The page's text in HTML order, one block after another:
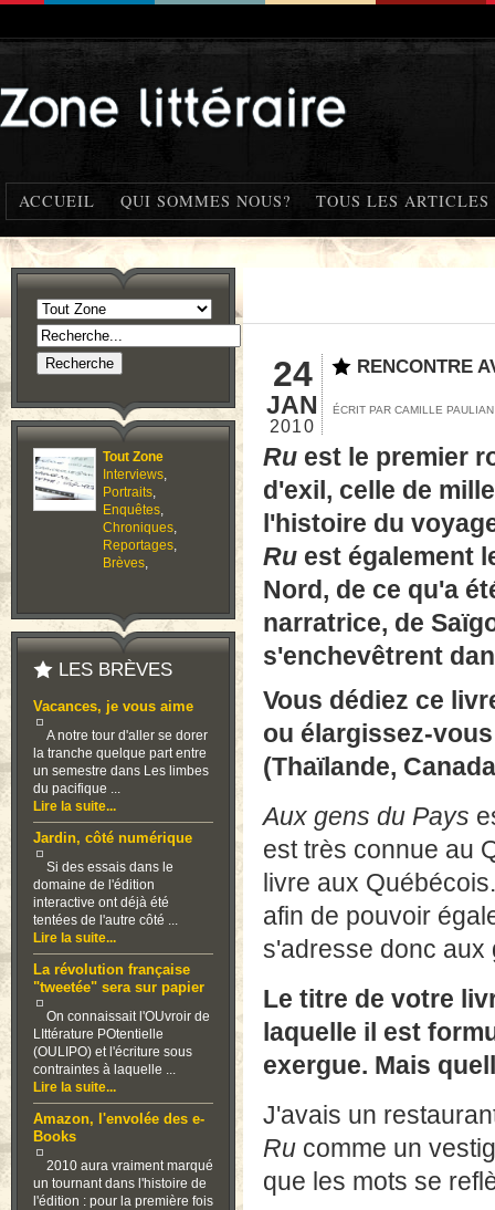
ACCUEIL QUI SOMMES NOUS? TOUS LES ARTICLES
Tout Zone
Interviews,
Portraits,
Enquêtes,
Chroniques,
Reportages,
Brèves,
LES BRÈVES
Vacances, je vous aime
A notre tour d'aller se dorer
la tranche quelque part entre
un semestre dans Les limbes
du pacifique ...
Lire la suite...
Jardin, côté numérique
Si des essais dans le
domaine de l'édition
interactive ont déjà été
tentées de l'autre côté ...
Lire la suite...
La révolution française
"tweetée" sera sur papier
On connaissait l'OUvroir de
LIttérature POtentielle
(OULIPO) et l'écriture sous
contraintes à laquelle ...
Lire la suite...
Amazon, l'envolée des e-
Books
2010 aura vraiment marqué
un tournant dans l'histoire de
l'édition : pour la première fois
24
JAN
2010
RENCONTRE
ÉCRIT PAR CAMILLE
Ru est le premier
d'exil, celle de
l'histoire du
Ru est également
Nord, de ce qu'a
narratrice, de
s'enchevêtrent
Vous dédiez ce
ou élargissez-
(Thaïlande,
Aux gens du Pays
est très connue au
livre aux
afin de pouvoir
s'adresse donc aux
Le titre de votre
laquelle il est
exergue. Mais
J'avais un
Ru comme un
que les mots se